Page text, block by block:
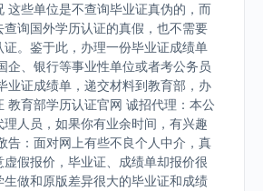
这些单位是不查询毕业证真伪的，而
查询国外学历认证的真假，也不需要
。鉴于此，办理一份毕业证成绩单
企、银行等事业性单位或者考公务员
业证成绩单，递交材料到教育部，办
教育部学历认证官网 诚招代理：本公
人员，如果你有业余时间，有兴趣
告：面对网上有些不良个人中介，真
虚假报价，毕业证、成绩单却报价很
做和原版差异很大的毕业证和成绩